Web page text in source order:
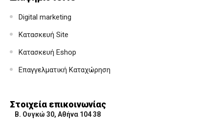
Digital marketing
Κατασκευή Site
Κατασκευή Eshop
Επαγγελματική Καταχώρηση
Στοιχεία επικοινωνίας
Β. Ουγκώ 30, Αθήνα 104 38